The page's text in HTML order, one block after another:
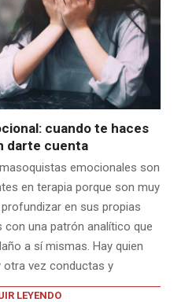
cuando te haces
darte cuenta
emocionales son
en terapia porque son muy
en sus propias
con una patrón analítico que
a sí mismas. Hay quien
otra vez conductas y
LEYENDO